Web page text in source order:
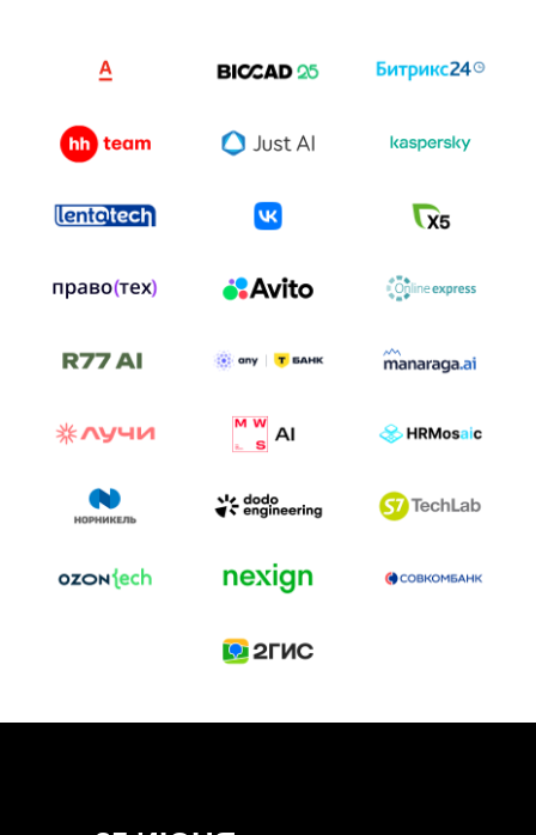
к построению бизнеса и созданию технологий под
И БИТВА АГЕНТОВ